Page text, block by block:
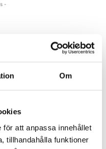
Om
för att anpassa innehållet
tillhandahålla funktioner
-
från Wondr ska